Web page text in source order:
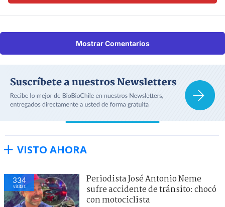
Mostrar Comentarios
VISTO AHORA
334
visitas
Periodista José Antonio Neme
sufre accidente de tránsito: chocó
con motociclista